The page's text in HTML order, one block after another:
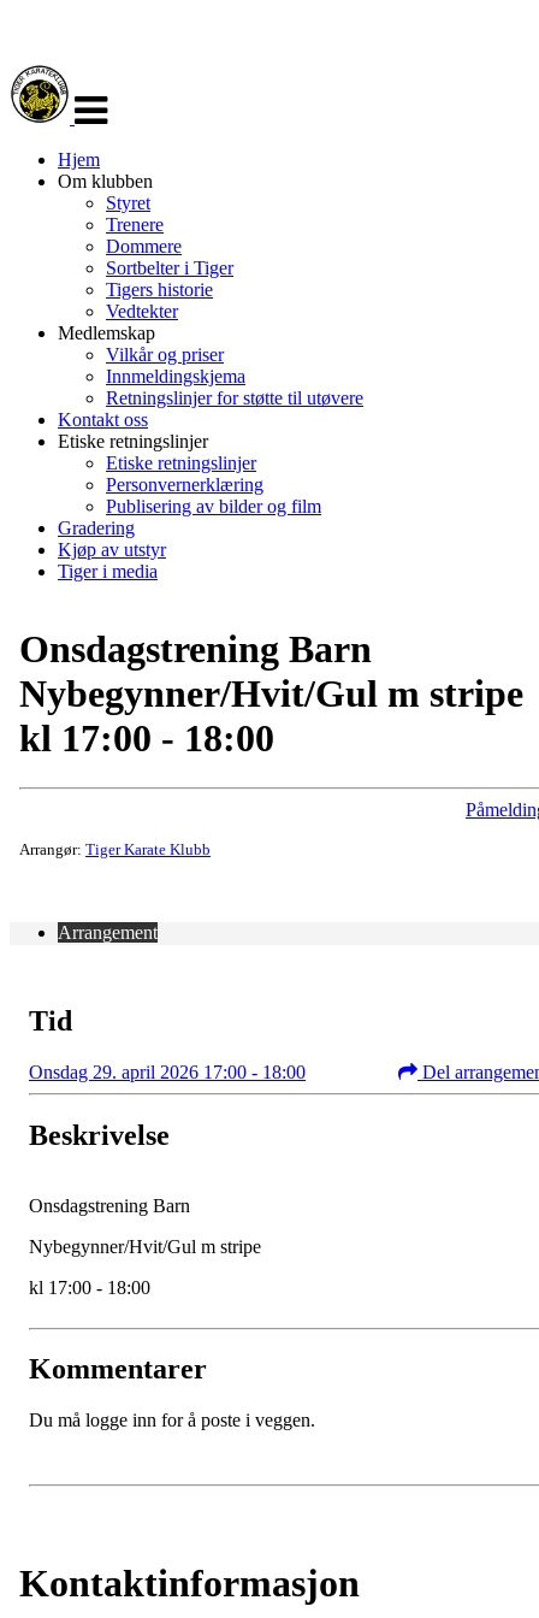
navigasjon
Hjem
Om klubben
Styret
Trenere
Dommere
Sortbelter i Tiger
Tigers historie
Vedtekter
Medlemskap
Vilkår og priser
Innmeldingskjema
Retningslinjer for støtte til utøvere
Kontakt oss
Etiske retningslinjer
Etiske retningslinjer
Personvernerklæring
Publisering av bilder og film
Gradering
Kjøp av utstyr
Tiger i media
Onsdagstrening Barn
Nybegynner/Hvit/Gul m stripe
kl 17:00 - 18:00
Arrangør: Tiger Karate Klubb
Arrangement
Tid
Onsdag 29. april 2026 17:00 - 18:00 Del
Beskrivelse
Onsdagstrening Barn
Nybegynner/Hvit/Gul m stripe
kl 17:00 - 18:00
Kommentarer
Du må logge inn for å poste i veggen.
Kontaktinformasjon